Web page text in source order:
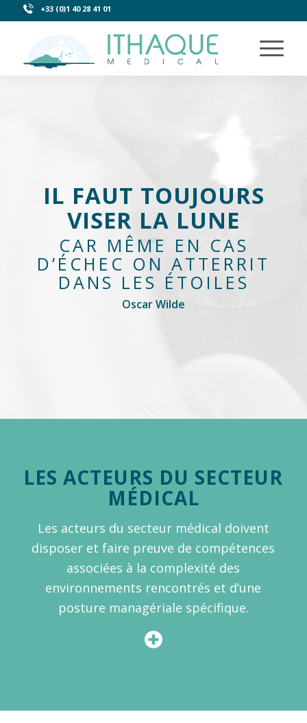
+33 (0)1 40 28 41 01
IL FAUT TOUJOURS
VISER LA LUNE
CAR MÊME EN CAS
D’ÉCHEC ON ATTERRIT
DANS LES ÉTOILES
Oscar Wilde
LES ACTEURS DU SECTEUR
MÉDICAL
Les acteurs du secteur médical doivent
disposer et faire preuve de compétences
associées à la complexité des
environnements rencontrés et d’une
posture managériale spécifique.